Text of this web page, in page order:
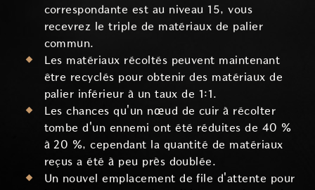
correspondante est au niveau 15, vous
recevrez le triple de matériaux de palier
commun.
Les matériaux récoltés peuvent maintenant
être recyclés pour obtenir des matériaux de
palier inférieur à un taux de 1:1.
Les chances qu'un nœud de cuir à récolter
tombe d'un ennemi ont été réduites de 40 %
à 20 %, cependant la quantité de matériaux
reçus a été à peu près doublée.
Un nouvel emplacement de file d'attente pour